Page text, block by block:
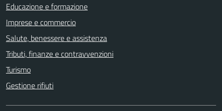
Educazione e formazione
Imprese e commercio
Salute, benessere e assistenza
Tributi, finanze e contravvenzioni
Turismo
Gestione rifiuti